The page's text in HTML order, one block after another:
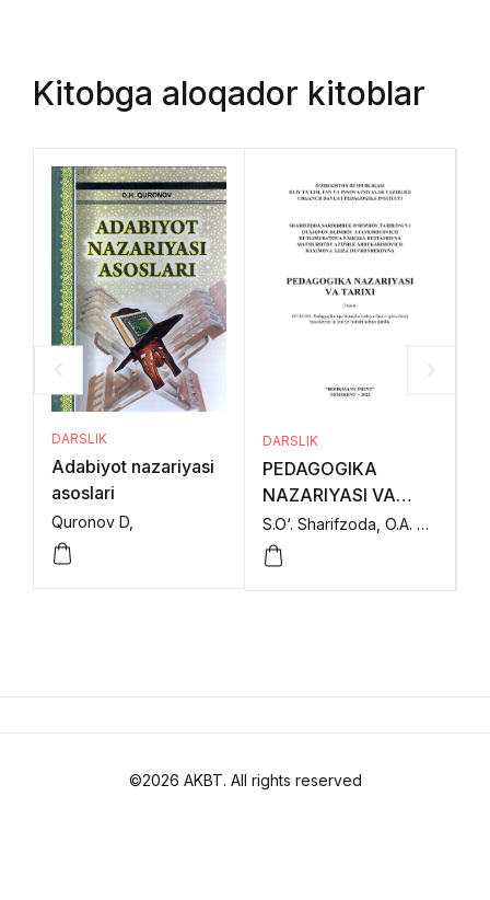
Kitobga aloqador kitoblar
DARSLIK
Adabiyot nazariyasi
asoslari
Quronov D,
DARSLIK
PEDAGOGIKA
NAZARIYASI VA
TARIXI (I-qism)
S.O‘. Sharifzoda, O.A. Otajonov, N.R. Kutlimurotova, A.A. Matmurotov, A.D. Raximova.,
©2026 AKBT. All rights reserved